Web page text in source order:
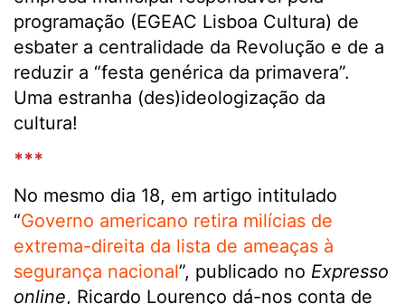
programação (EGEAC Lisboa Cultura) de
esbater a centralidade da Revolução e de a
reduzir a “festa genérica da primavera”.
Uma estranha (des)ideologização da
cultura!
***
No mesmo dia 18, em artigo intitulado
“Governo americano retira milícias de
extrema-direita da lista de ameaças à
segurança nacional”, publicado no Expresso
online, Ricardo Lourenço dá-nos conta de